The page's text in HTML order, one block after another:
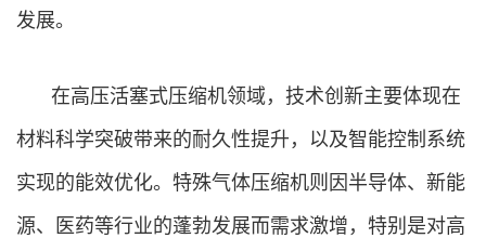
发展。
在高压活塞式压缩机领域，技术创新主要体现在
材料科学突破带来的耐久性提升，以及智能控制系统
实现的能效优化。特殊气体压缩机则因半导体、新能
源、医药等行业的蓬勃发展而需求激增，特别是对高